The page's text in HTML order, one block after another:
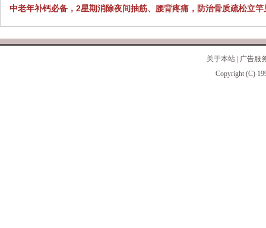
中老年补钙必备，2星期消除夜间抽筋、腰背疼痛，防治骨质疏松立竿
关于本站
广告服
Copyright (C)